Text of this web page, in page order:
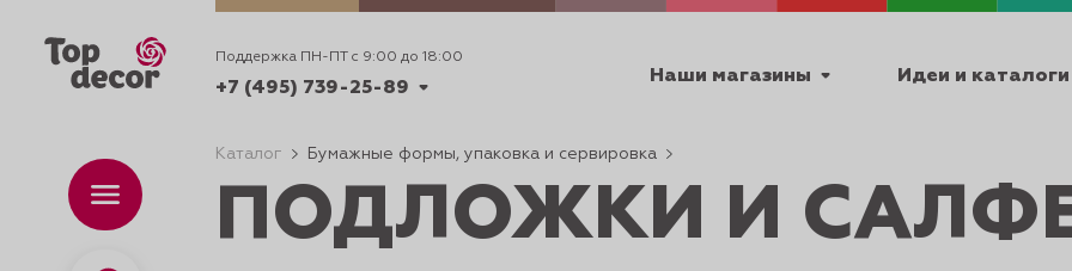
Поддержка ПН-ПТ с 9:00 до 18:00
+7 (495) 739-25-89
+7 (495) 739-62-70
+7 (495) 739-25-89
Время работы
ПН-ПТ с 9:00 до 18:00
Наши магазины Идеи и каталоги
Каталог
Каталог Бумажные формы, упаковка и сервировка
ПОДЛОЖКИ И